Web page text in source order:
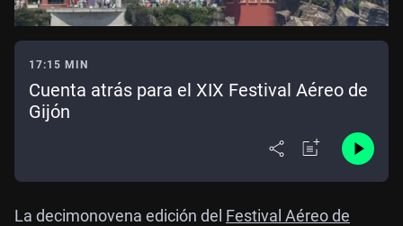
17:15 MIN
Cuenta atrás para el XIX Festival Aéreo de
Gijón
La decimonovena edición del Festival Aéreo de